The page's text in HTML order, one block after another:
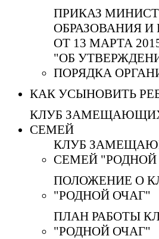
ПРИКАЗ
ОБРАЗОВАНИЯ И
ОТ 13 МАРТА
"ОБ
ПОРЯДКА
КАК УСЫНОВИТЬ
КЛУБ
СЕМЕЙ
КЛУБ
СЕМЕЙ "РОДНОЙ
ПОЛОЖЕНИЕ О
"РОДНОЙ ОЧАГ"
ПЛАН РАБОТЫ
"РОДНОЙ ОЧАГ"